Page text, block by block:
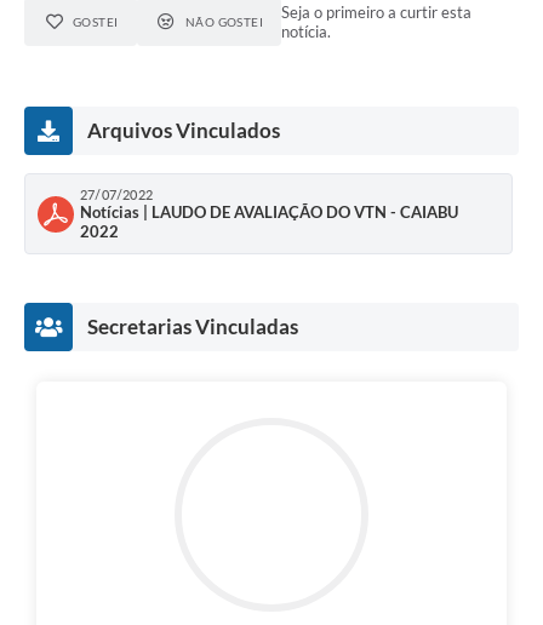
GOSTEI NÃO GOSTEI
Seja o primeiro a curtir esta
notícia.
Arquivos Vinculados
27/07/2022
Notícias | LAUDO DE AVALIAÇÃO DO VTN - CAIABU
2022
Secretarias Vinculadas